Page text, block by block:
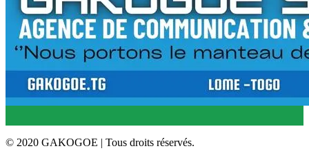
© 2020 GAKOGOE | Tous droits réservés.